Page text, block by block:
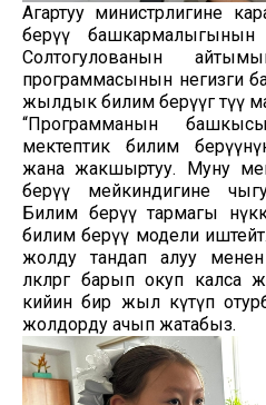
Агартуу министрлигине
берүү
Солтогулованын
программасынын негизги
жылдык билим берүүгө өтүү
“Программанын
мектептик билим
жана жакшыртуу. Муну
берүү мейкиндигине
Билим берүү тармагы
билим берүү модели
жолду тандап алуу
өлкөлөргө барып окуп
кийин бир жыл күтүп
жолдорду ачып жатабыз.